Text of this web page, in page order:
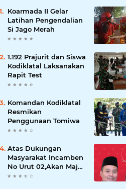
Koarmada II Gelar
Latihan Pengendalian
Si Jago Merah
1.192 Prajurit dan Siswa
Kodiklatal Laksanakan
Rapit Test
Komandan Kodiklatal
Resmikan
Penggunaan Tomiwa
Atas Dukungan
Masyarakat Incamben
No Urut 02,Akan Maju
Untuk Memajukan